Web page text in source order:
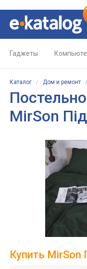
Гаджеты
Каталог / Дом и ремонт
MirSon
Купить MirSon